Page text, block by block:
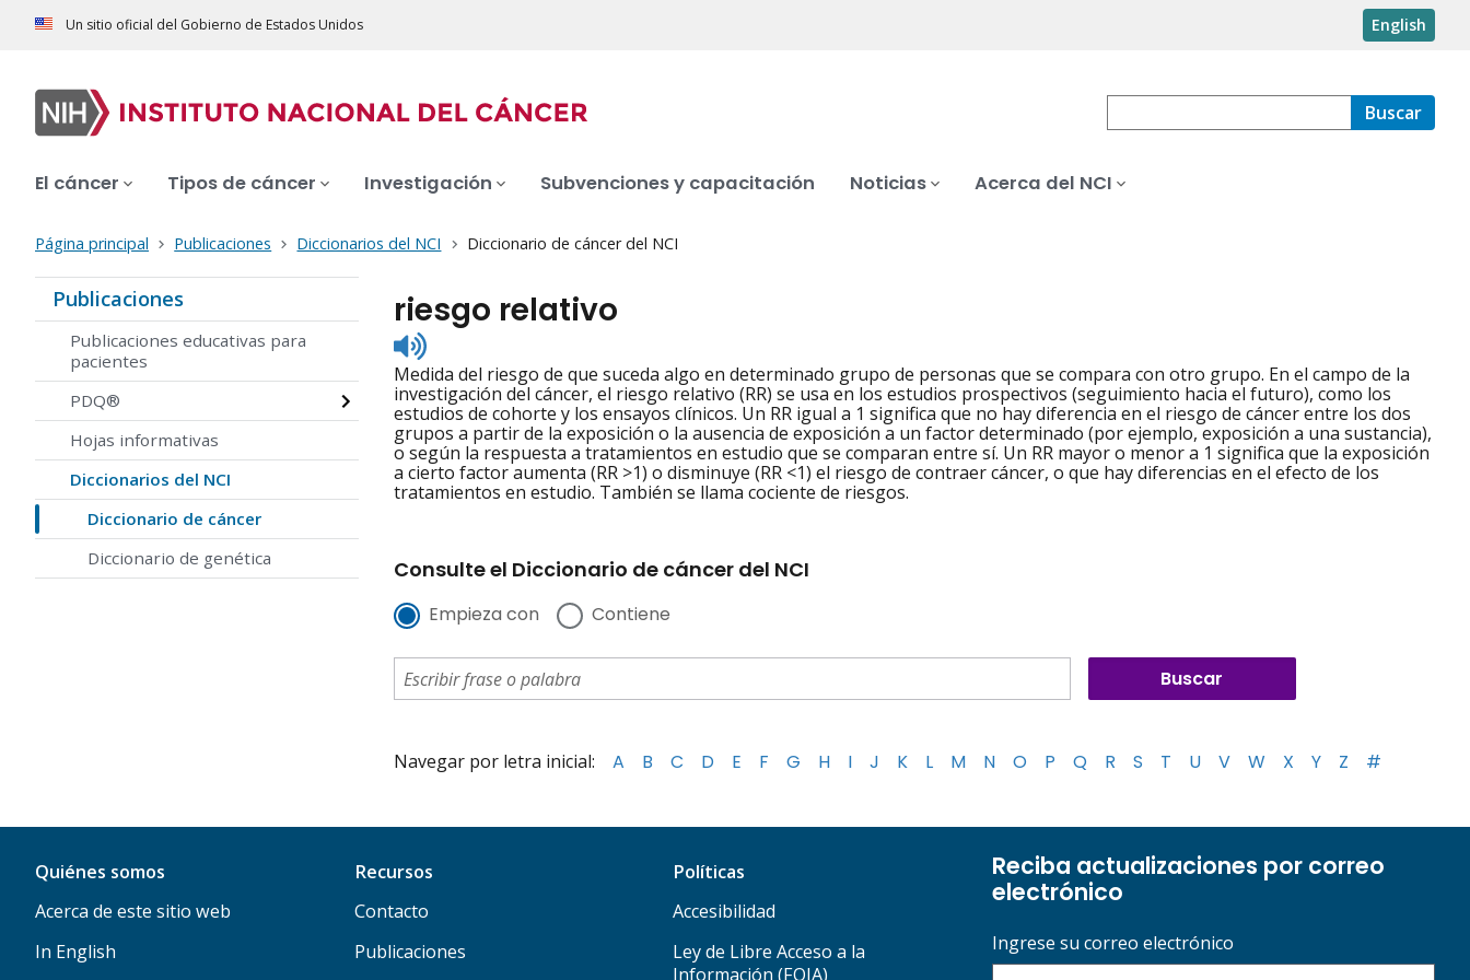
Un sitio oficial del Gobierno de Estados Unidos English
Buscar
El cáncer Tipos de cáncer Investigación Subvenciones y capacitación Noticias Acerca del NCI
Página principal Publicaciones Diccionarios del NCI Diccionario de cáncer del NCI
Publicaciones
Publicaciones educativas para
pacientes
PDQ®
Hojas informativas
Diccionarios del NCI
Diccionario de cáncer
Diccionario de genética
riesgo relativo
Listen
to
pronunciation
Medida del riesgo de que suceda algo en determinado grupo de personas que se compara con otro grupo. En el campo de la
investigación del cáncer, el riesgo relativo (RR) se usa en los estudios prospectivos (seguimiento hacia el futuro), como los
estudios de cohorte y los ensayos clínicos. Un RR igual a 1 significa que no hay diferencia en el riesgo de cáncer entre los dos
grupos a partir de la exposición o la ausencia de exposición a un factor determinado (por ejemplo, exposición a una sustancia),
o según la respuesta a tratamientos en estudio que se comparan entre sí. Un RR mayor o menor a 1 significa que la exposición
a cierto factor aumenta (RR >1) o disminuye (RR <1) el riesgo de contraer cáncer, o que hay diferencias en el efecto de los
tratamientos en estudio. También se llama cociente de riesgos.
Consulte el Diccionario de cáncer del NCI
Empieza con Contiene
Navegar por letra inicial: A B C D E F G H I J K L M N O P Q R S T U V W X Y Z #
Quiénes somos
Acerca de este sitio web
In English
Recursos
Contacto
Publicaciones
Políticas
Accesibilidad
Ley de Libre Acceso a la
Información (FOIA)
Reciba actualizaciones por correo
electrónico
Ingrese su correo electrónico